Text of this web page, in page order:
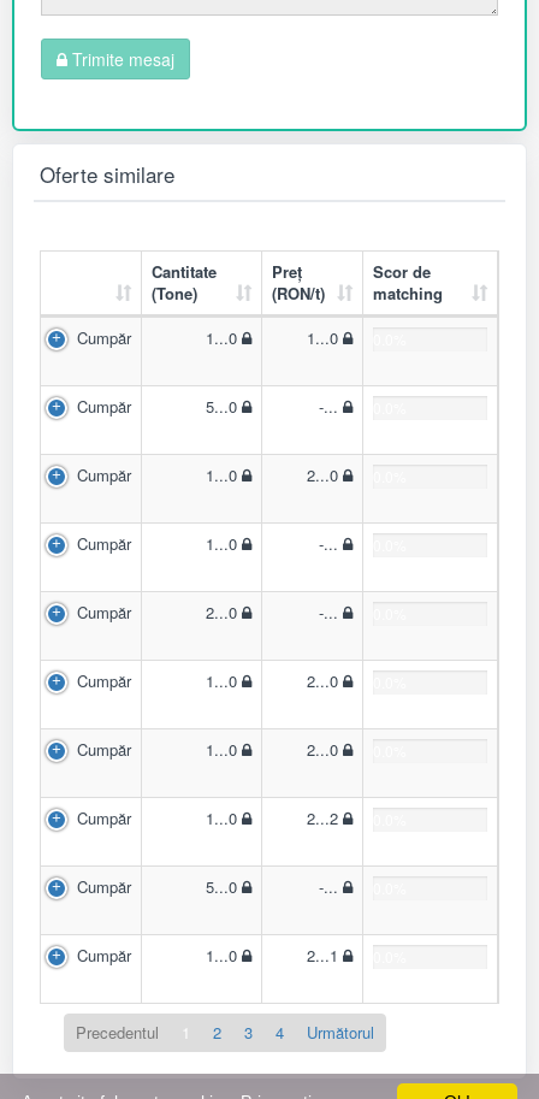
Trimite mesaj
Oferte similare
Cantitate
(Tone)
Preț
(RON/t)
Scor de
matching
Cumpăr
1...0 1...0
Cumpăr 5...0 -...
Cumpăr 1...0 2...0
Cumpăr 1...0 -...
Cumpăr 2...0 -...
Cumpăr 1...0 2...0
Cumpăr 1...0 2...0
Cumpăr 1...0 2...2
Cumpăr 5...0 -...
Cumpăr 1...0 2...1
Precedentul 1 2 3 4 Următorul